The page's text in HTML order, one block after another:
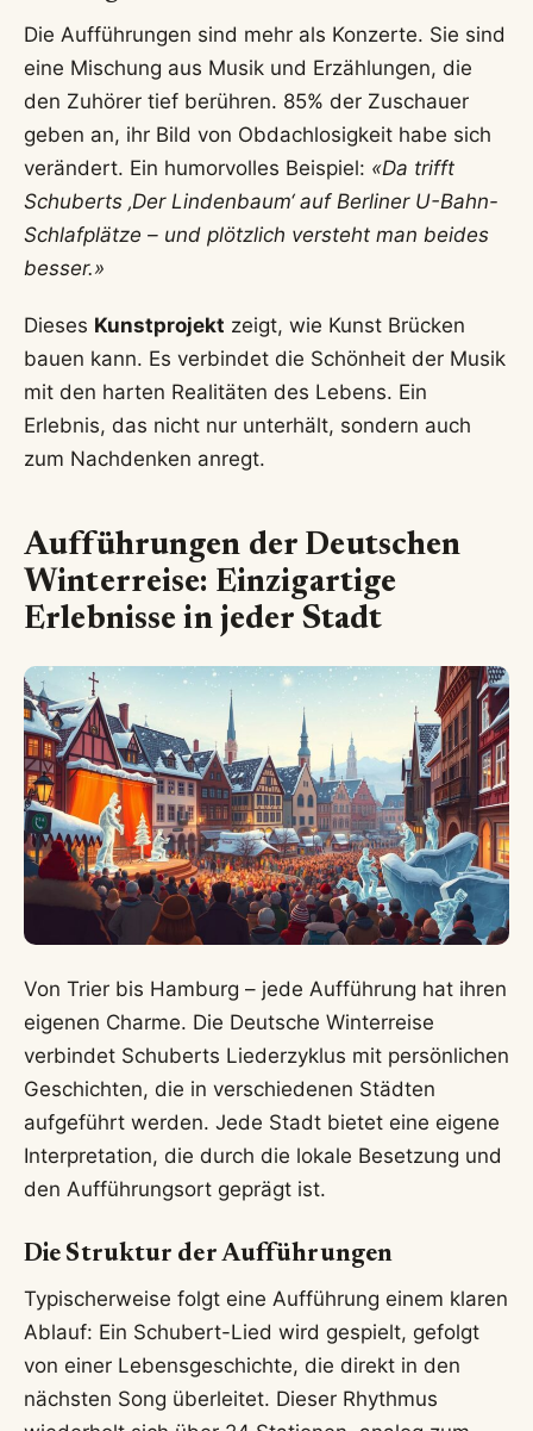
Die Aufführungen sind mehr als Konzerte. Sie sind
eine Mischung aus Musik und Erzählungen, die
den Zuhörer tief berühren. 85% der Zuschauer
geben an, ihr Bild von Obdachlosigkeit habe sich
verändert. Ein humorvolles Beispiel: «Da trifft
Schuberts ‚Der Lindenbaum‘ auf Berliner U-Bahn-
Schlafplätze – und plötzlich versteht man beides
besser.»
Dieses Kunstprojekt zeigt, wie Kunst Brücken
bauen kann. Es verbindet die Schönheit der Musik
mit den harten Realitäten des Lebens. Ein
Erlebnis, das nicht nur unterhält, sondern auch
zum Nachdenken anregt.
Aufführungen der Deutschen
Winterreise: Einzigartige
Erlebnisse in jeder Stadt
Von Trier bis Hamburg – jede Aufführung hat ihren
eigenen Charme. Die Deutsche Winterreise
verbindet Schuberts Liederzyklus mit persönlichen
Geschichten, die in verschiedenen Städten
aufgeführt werden. Jede Stadt bietet eine eigene
Interpretation, die durch die lokale Besetzung und
den Aufführungsort geprägt ist.
Die Struktur der Aufführungen
Typischerweise folgt eine Aufführung einem klaren
Ablauf: Ein Schubert-Lied wird gespielt, gefolgt
von einer Lebensgeschichte, die direkt in den
nächsten Song überleitet. Dieser Rhythmus